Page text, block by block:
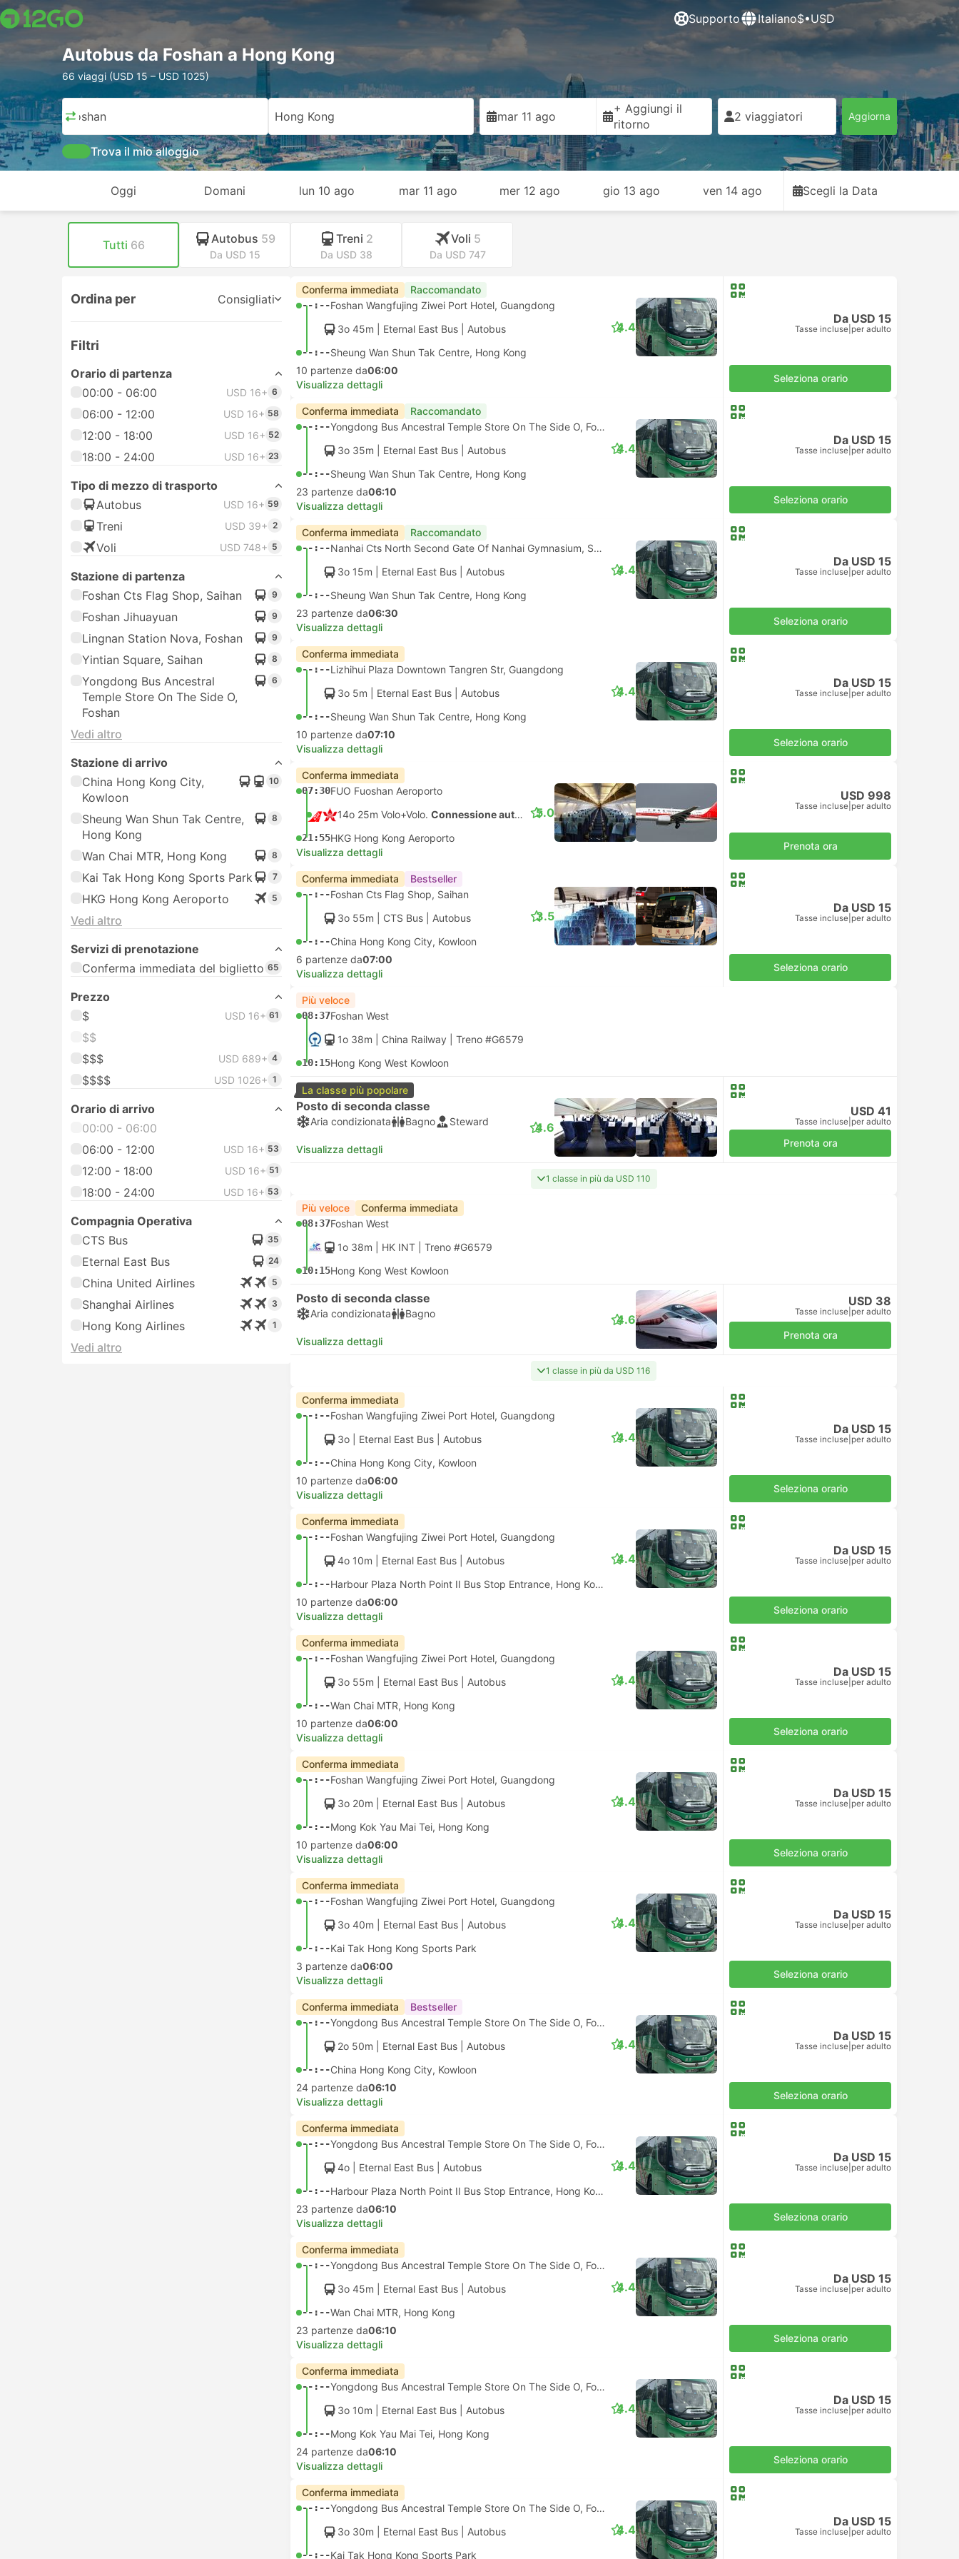
Supporto Italiano$•USD
Autobus da Foshan a Hong Kong
66 viaggi (USD 15 – USD 1025)
Foshan Hong Kong mar 11 ago
+ Aggiungi il
ritorno
2 viaggiatori Aggiorna
Trova il mio alloggio
Oggi Domani lun 10 ago mar 11 ago mer 12 ago gio 13 ago ven 14 ago Scegli la Data
Tutti 66 Autobus 59
Da USD 15
Treni 2
Da USD 38
Voli 5
Da USD 747
Ordina per Consigliati
Filtri
Orario di partenza
00:00 - 06:00
USD 16+ 6
06:00 - 12:00 USD 16+ 58
12:00 - 18:00 USD 16+ 52
18:00 - 24:00 USD 16+ 23
Tipo di mezzo di trasporto
Autobus
USD 16+ 59
Treni USD 39+ 2
Voli USD 748+ 5
Stazione di partenza
Foshan Cts Flag Shop, Saihan
9
Foshan Jihuayuan 9
Lingnan Station Nova, Foshan 9
Yintian Square, Saihan 8
Yongdong Bus Ancestral
Temple Store On The Side O,
Foshan
6
Vedi altro
Stazione di arrivo
China Hong Kong City,
Kowloon
10
Sheung Wan Shun Tak Centre,
Hong Kong
8
Wan Chai MTR, Hong Kong 8
Kai Tak Hong Kong Sports Park 7
HKG Hong Kong Aeroporto 5
Vedi altro
Servizi di prenotazione
Conferma immediata del biglietto 65
Prezzo
$
USD 16+ 61
$$
$$$
USD 689+ 4
$$$$ USD 1026+ 1
Orario di arrivo
00:00 - 06:00
06:00 - 12:00
USD 16+ 53
12:00 - 18:00 USD 16+ 51
18:00 - 24:00 USD 16+ 53
Compagnia Operativa
CTS Bus
35
Eternal East Bus 24
China United Airlines 5
Shanghai Airlines 3
Hong Kong Airlines 1
Vedi altro
Conferma immediata Raccomandato
--:--Foshan Wangfujing Ziwei Port Hotel, Guangdong
3o 45m | Eternal East Bus Autobus
--:--Sheung Wan Shun Tak Centre, Hong Kong
4.4
10 partenze da06:00
Visualizza dettagli
Da USD 15
Tasse incluse per adulto
Seleziona orario
Conferma immediata Raccomandato
--:--
Yongdong Bus Ancestral Temple Store On The Side O, Foshan
3o 35m | Eternal East Bus Autobus
--:--Sheung Wan Shun Tak Centre, Hong Kong
4.4
23 partenze da06:10
Visualizza dettagli
Da USD 15
Tasse incluse per adulto
Seleziona orario
Conferma immediata Raccomandato
--:--
Nanhai Cts North Second Gate Of Nanhai Gymnasium, Saihan
3o 15m | Eternal East Bus Autobus
--:--Sheung Wan Shun Tak Centre, Hong Kong
4.4
23 partenze da06:30
Visualizza dettagli
Da USD 15
Tasse incluse per adulto
Seleziona orario
Conferma immediata
--:--Lizhihui Plaza Downtown Tangren Str, Guangdong
3o 5m | Eternal East Bus Autobus
--:--Sheung Wan Shun Tak Centre, Hong Kong
4.4
10 partenze da07:10
Visualizza dettagli
Da USD 15
Tasse incluse per adulto
Seleziona orario
Conferma immediata
07:30FUO Fuoshan Aeroporto
14o 25m Volo+Volo. Connessione automatica
21:55HKG Hong Kong Aeroporto
5.0
Visualizza dettagli
USD 998
Tasse incluse per adulto
Prenota ora
Conferma immediata Bestseller
--:--Foshan Cts Flag Shop, Saihan
3o 55m | CTS Bus Autobus
--:--China Hong Kong City, Kowloon
3.5
6 partenze da07:00
Visualizza dettagli
Da USD 15
Tasse incluse per adulto
Seleziona orario
Più veloce
08:37Foshan West
1o 38m | China Railway Treno #G6579
10:15Hong Kong West Kowloon
La classe più popolare
Posto di seconda classe
Aria condizionata Bagno Steward
Visualizza dettagli
4.6
USD 41
Tasse incluse per adulto
Prenota ora
1 classe in più da USD 110
Più veloce Conferma immediata
08:37Foshan West
1o 38m | HK INT Treno #G6579
10:15Hong Kong West Kowloon
Posto di seconda classe
Aria condizionata Bagno
Visualizza dettagli
4.6
USD 38
Tasse incluse per adulto
Prenota ora
1 classe in più da USD 116
Conferma immediata
--:--Foshan Wangfujing Ziwei Port Hotel, Guangdong
3o | Eternal East Bus Autobus
--:--China Hong Kong City, Kowloon
4.4
10 partenze da06:00
Visualizza dettagli
Da USD 15
Tasse incluse per adulto
Seleziona orario
Conferma immediata
--:--Foshan Wangfujing Ziwei Port Hotel, Guangdong
4o 10m | Eternal East Bus Autobus
--:-- Harbour Plaza North Point II Bus Stop Entrance, Hong Kong
4.4
10 partenze da06:00
Visualizza dettagli
Da USD 15
Tasse incluse per adulto
Seleziona orario
Conferma immediata
--:--Foshan Wangfujing Ziwei Port Hotel, Guangdong
3o 55m | Eternal East Bus Autobus
--:--Wan Chai MTR, Hong Kong
4.4
10 partenze da06:00
Visualizza dettagli
Da USD 15
Tasse incluse per adulto
Seleziona orario
Conferma immediata
--:--Foshan Wangfujing Ziwei Port Hotel, Guangdong
3o 20m | Eternal East Bus Autobus
--:--Mong Kok Yau Mai Tei, Hong Kong
4.4
10 partenze da06:00
Visualizza dettagli
Da USD 15
Tasse incluse per adulto
Seleziona orario
Conferma immediata
--:--Foshan Wangfujing Ziwei Port Hotel, Guangdong
3o 40m | Eternal East Bus Autobus
--:--Kai Tak Hong Kong Sports Park
4.4
3 partenze da06:00
Visualizza dettagli
Da USD 15
Tasse incluse per adulto
Seleziona orario
Conferma immediata Bestseller
--:--
Yongdong Bus Ancestral Temple Store On The Side O, Foshan
2o 50m | Eternal East Bus Autobus
--:--China Hong Kong City, Kowloon
4.4
24 partenze da06:10
Visualizza dettagli
Da USD 15
Tasse incluse per adulto
Seleziona orario
Conferma immediata
--:--
Yongdong Bus Ancestral Temple Store On The Side O, Foshan
4o | Eternal East Bus Autobus
--:-- Harbour Plaza North Point II Bus Stop Entrance, Hong Kong
4.4
23 partenze da06:10
Visualizza dettagli
Da USD 15
Tasse incluse per adulto
Seleziona orario
Conferma immediata
--:--
Yongdong Bus Ancestral Temple Store On The Side O, Foshan
3o 45m | Eternal East Bus Autobus
--:--Wan Chai MTR, Hong Kong
4.4
23 partenze da06:10
Visualizza dettagli
Da USD 15
Tasse incluse per adulto
Seleziona orario
Conferma immediata
--:--
Yongdong Bus Ancestral Temple Store On The Side O, Foshan
3o 10m | Eternal East Bus Autobus
--:--Mong Kok Yau Mai Tei, Hong Kong
4.4
24 partenze da06:10
Visualizza dettagli
Da USD 15
Tasse incluse per adulto
Seleziona orario
Conferma immediata
--:--
Yongdong Bus Ancestral Temple Store On The Side O, Foshan
3o 30m | Eternal East Bus Autobus
--:--Kai Tak Hong Kong Sports Park
4.4
Da USD 15
Tasse incluse per adulto